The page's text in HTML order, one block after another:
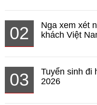
02
Nga xem xét
khách Việt
03
Tuyển sinh đi
2026